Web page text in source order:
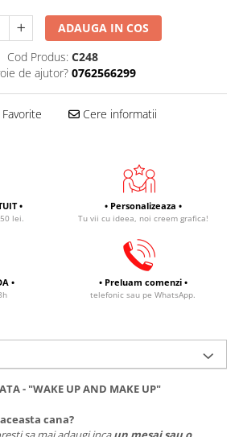
ADAUGA IN COS
Cod Produs: C248
de ajutor? 0762566299
Cere informatii
•
lei.
• Personalizeaza •
Tu vii cu ideea, noi creem grafica!
• • Preluam comenzi •
telefonic sau pe WhatsApp.
- "WAKE UP AND MAKE UP"
cana?